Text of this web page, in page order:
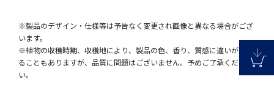
※製品のデザイン・仕様等は予告なく変更され画像と異なる場合がござ
います。
※植物の収穫時期、収穫地により、製品の色、香り、質感に違いが生じ
ることもありますが、品質に問題はございません。予めご了承くださ
い。